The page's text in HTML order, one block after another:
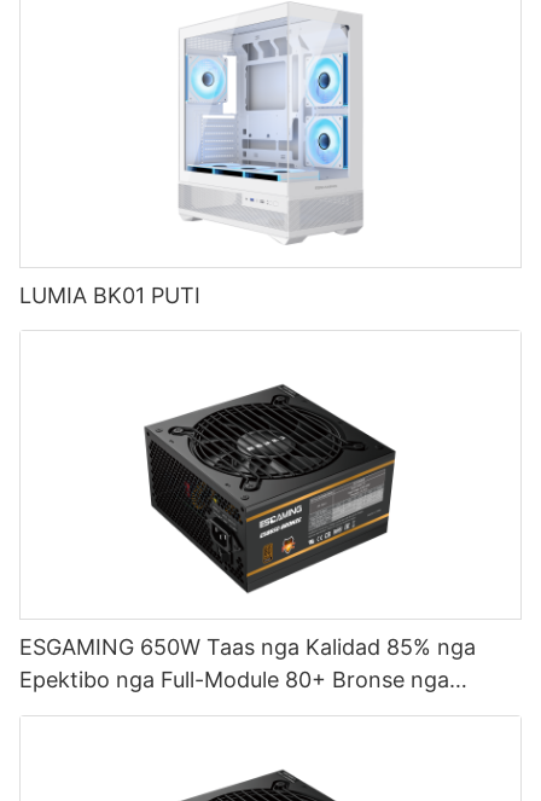
LUMIA BK01 PUTI
ESGAMING 650W Taas nga Kalidad 85% nga
Epektibo nga Full-Module 80+ Bronse nga
Suplay sa Kuryente sa Desktop PC ESB650W